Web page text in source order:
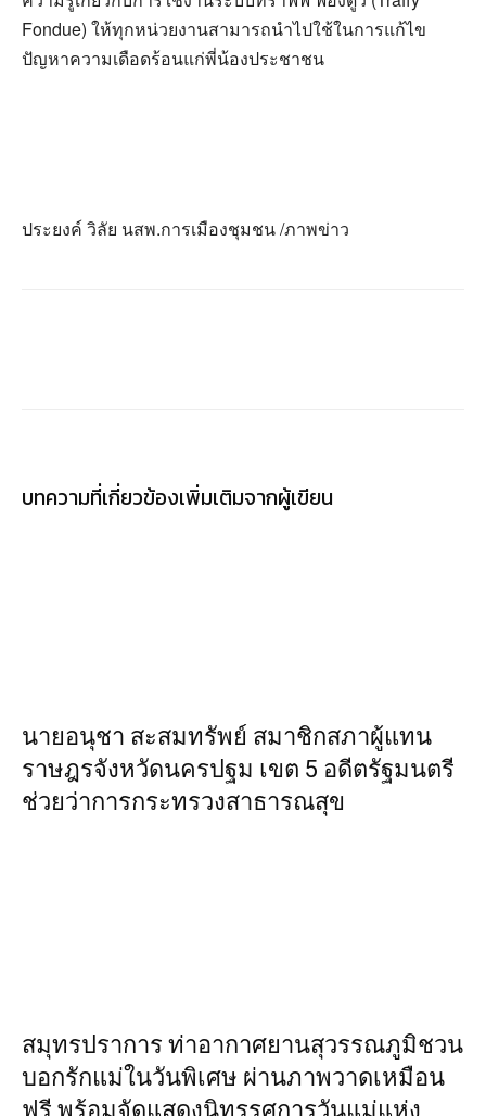
Fondue) ให้ทุกหน่วยงานสามารถนำไปใช้ในการแก้ไข
ปัญหาความเดือดร้อนแก่พี่น้องประชาชน
ประยงค์ วิลัย นสพ.การเมืองชุมชน /ภาพข่าว
บทความที่เกี่ยวข้องเพิ่มเติมจากผู้เขียน
นายอนุชา สะสมทรัพย์ สมาชิกสภาผู้แทน
ราษฎรจังหวัดนครปฐม เขต 5 อดีตรัฐมนตรี
ช่วยว่าการกระทรวงสาธารณสุข
สมุทรปราการ ท่าอากาศยานสุวรรณภูมิชวน
บอกรักแม่ในวันพิเศษ ผ่านภาพวาดเหมือน
ฟรี พร้อมจัดแสดงนิทรรศการวันแม่แห่ง